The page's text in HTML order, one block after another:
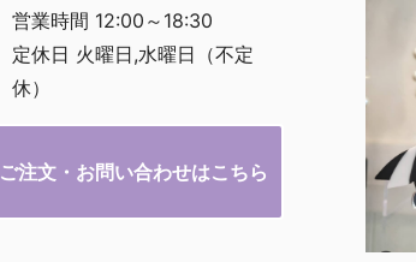
営業時間 12:00～18:30
定休日 火曜日,水曜日（不定
休）
ご注文・お問い合わせはこちら